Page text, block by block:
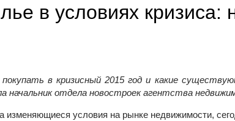
в условиях кризиса:
в кризисный 2015 год и какие
начальник отдела новостроек агентства
изменяющиеся условия на рынке недвижимости,